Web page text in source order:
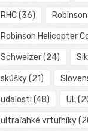
RHC(36) Robinson
Robinson Helicopter
Schweizer(24)
skúšky(21)
udalosti (48) UL
ultraľahké vrtuľníky